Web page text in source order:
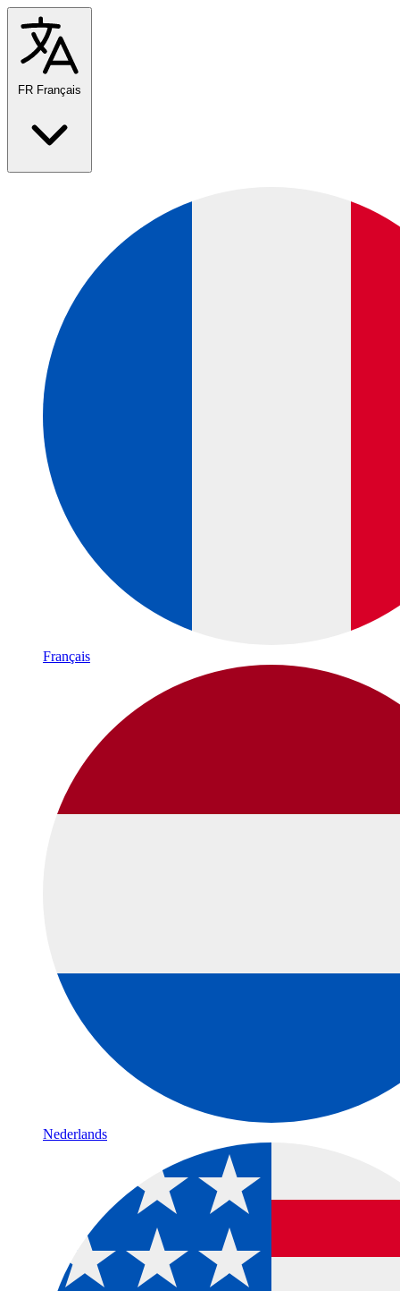
FR Français
Français
Nederlands